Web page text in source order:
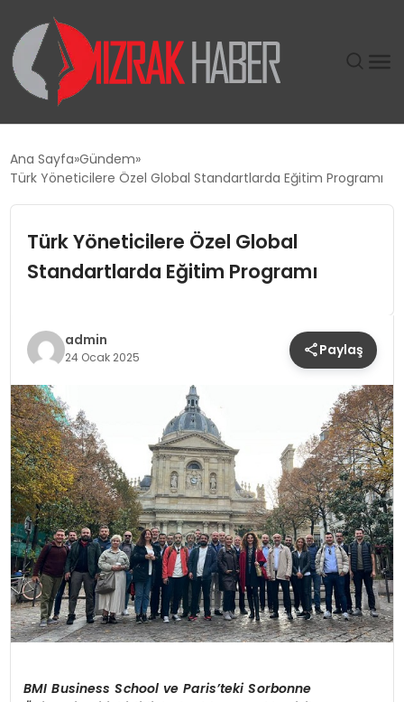
DÜNYA
SPOR
TEKNOLOJI
YAŞAM
Ana Sayfa Gündem
Türk Yöneticilere Özel Global Standartlarda Eğitim Programı
Türk Yöneticilere Özel Global
Standartlarda Eğitim Programı
admin
24 Ocak 2025 Paylaş
BMI Business School ve Paris’teki Sorbonne